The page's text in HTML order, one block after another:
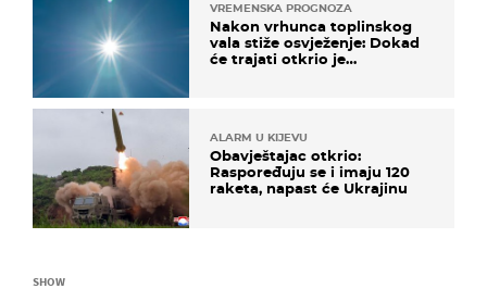
VREMENSKA PROGNOZA
Nakon vrhunca toplinskog
vala stiže osvježenje: Dokad
će trajati otkrio je
ALARM U KIJEVU
Obavještajac otkrio:
Raspoređuju se i imaju 120
raketa, napast će Ukrajinu
SHOW